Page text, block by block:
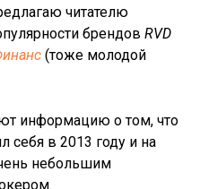
читателю
брендовRVD
(тоже молодой
информацию о том, что
себя в 2013 году и на
небольшим